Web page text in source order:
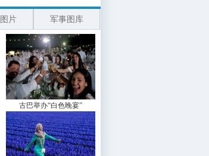
片 军事图库
古巴举办“白色晚宴”